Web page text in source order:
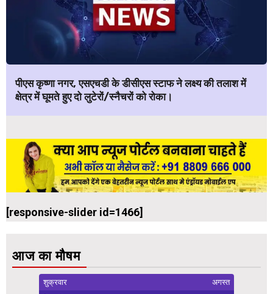
पीएस कृष्णा नगर, एसएचडी के डीसीएस स्टाफ ने लक्ष्य की तलाश में
क्षेत्र में घूमते हुए दो लुटेरों/स्नैचरों को रोका।
[responsive-slider id=1466]
आज का मौषम
शुक्रवार अगस्त